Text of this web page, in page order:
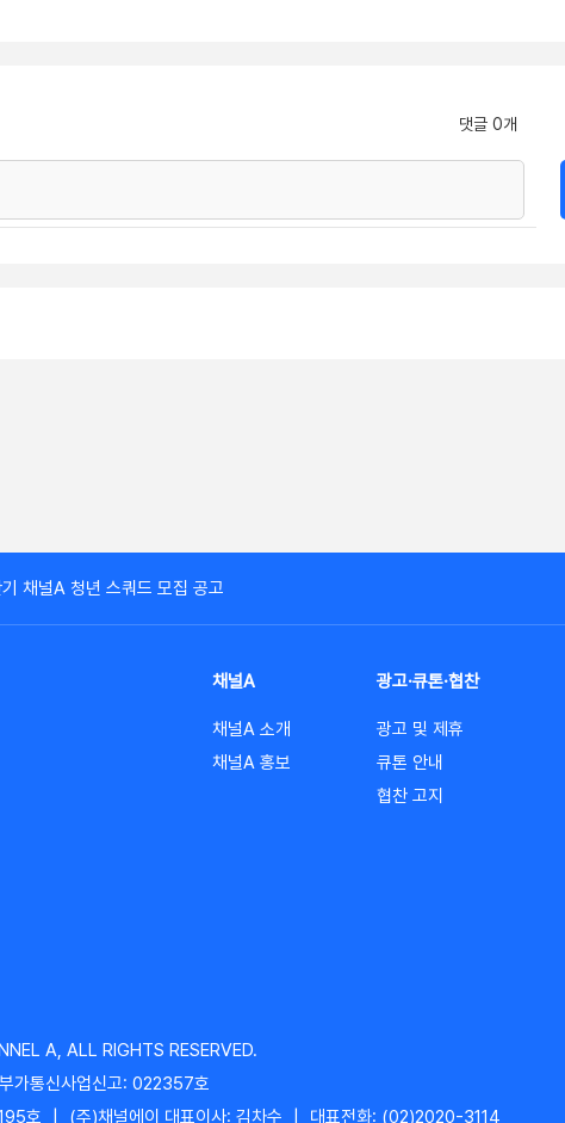
댓글 0개
채널A 청년 스쿼드 모집 공고
채널A
채널A 소개
채널A 홍보
광고·큐톤·협찬
광고 및 제휴
큐톤 안내
협찬 고지
A, ALL RIGHTS RESERVED.
부가통신사업신고: 022357호
호
(주)채널에이 대표이사: 김차수 대표전화: (02)2020-3114